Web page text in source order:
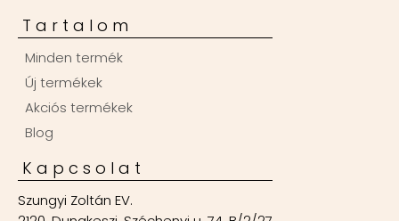
Tartalom
Minden termék
Új termékek
Akciós termékek
Blog
Kapcsolat
Szungyi Zoltán EV.